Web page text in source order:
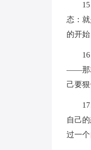
态：
的开始
——那
己要
自己
过一